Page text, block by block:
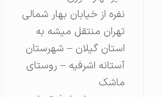
نفره از خیابان بهار شمالی
تهران منتقل میشه به
استان گیلان – شهرستان
آستانه اشرفیه – روستای
ماشک